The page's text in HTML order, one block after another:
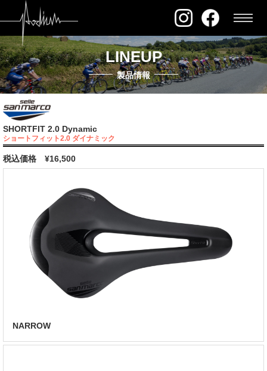
LINEUP
製品情報
SHORTFIT 2.0 Dynamic
ショートフィット2.0 ダイナミック
税込価格 ¥16,500
NARROW